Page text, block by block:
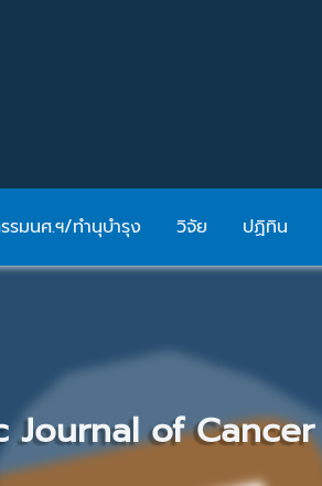
รมนศ.ฯ/ทำนุบำรุง วิจัย ปฏิทิน
of